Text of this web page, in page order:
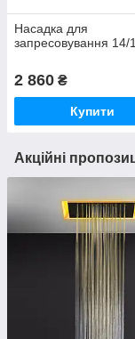
Насадка для
запресовування
2 860 ₴
Купити
Акційні